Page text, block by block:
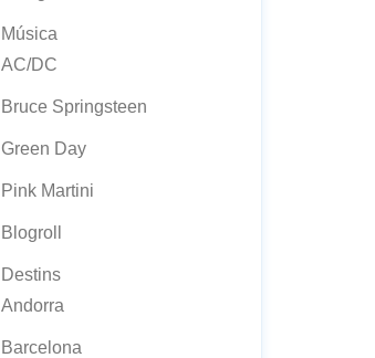
Música
AC/DC
Bruce Springsteen
Green Day
Pink Martini
Blogroll
Destins
Andorra
Barcelona